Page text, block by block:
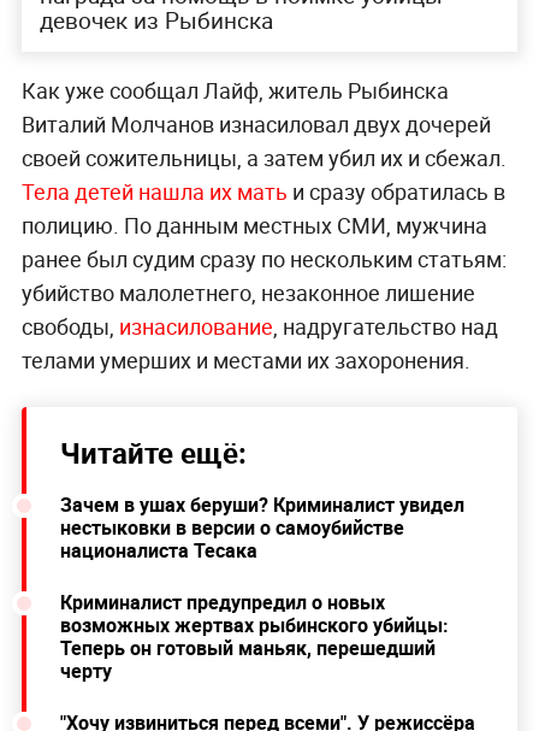
девочек из Рыбинска
Как уже сообщал Лайф, житель Рыбинска
Виталий Молчанов изнасиловал двух дочерей
своей сожительницы, а затем убил их и сбежал.
Тела детей нашла их мать и сразу обратилась в
полицию. По данным местных СМИ, мужчина
ранее был судим сразу по нескольким статьям:
убийство малолетнего, незаконное лишение
свободы, изнасилование, надругательство над
телами умерших и местами их захоронения.
Читайте ещё:
Зачем в ушах беруши? Криминалист увидел
нестыковки в версии о самоубийстве
националиста Тесака
Криминалист предупредил о новых
возможных жертвах рыбинского убийцы:
Теперь он готовый маньяк, перешедший
черту
"Хочу извиниться перед всеми". У режиссёра